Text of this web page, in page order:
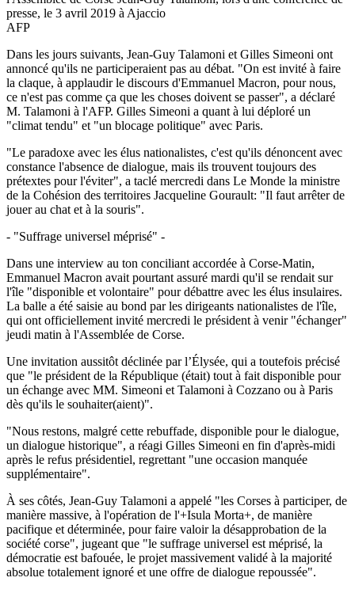
presse, le 3 avril 2019 à Ajaccio
AFP
Dans les jours suivants, Jean-Guy Talamoni et Gilles Simeoni ont
annoncé qu'ils ne participeraient pas au débat. "On est invité à faire
la claque, à applaudir le discours d'Emmanuel Macron, pour nous,
ce n'est pas comme ça que les choses doivent se passer", a déclaré
M. Talamoni à l'AFP. Gilles Simeoni a quant à lui déploré un
"climat tendu" et "un blocage politique" avec Paris.
"Le paradoxe avec les élus nationalistes, c'est qu'ils dénoncent avec
constance l'absence de dialogue, mais ils trouvent toujours des
prétextes pour l'éviter", a taclé mercredi dans Le Monde la ministre
de la Cohésion des territoires Jacqueline Gourault: "Il faut arrêter de
jouer au chat et à la souris".
- "Suffrage universel méprisé" -
Dans une interview au ton conciliant accordée à Corse-Matin,
Emmanuel Macron avait pourtant assuré mardi qu'il se rendait sur
l'île "disponible et volontaire" pour débattre avec les élus insulaires.
La balle a été saisie au bond par les dirigeants nationalistes de l'île,
qui ont officiellement invité mercredi le président à venir "échanger"
jeudi matin à l'Assemblée de Corse.
Une invitation aussitôt déclinée par l’Élysée, qui a toutefois précisé
que "le président de la République (était) tout à fait disponible pour
un échange avec MM. Simeoni et Talamoni à Cozzano ou à Paris
dès qu'ils le souhaiter(aient)".
"Nous restons, malgré cette rebuffade, disponible pour le dialogue,
un dialogue historique", a réagi Gilles Simeoni en fin d'après-midi
après le refus présidentiel, regrettant "une occasion manquée
supplémentaire".
À ses côtés, Jean-Guy Talamoni a appelé "les Corses à participer, de
manière massive, à l'opération de l'+Isula Morta+, de manière
pacifique et déterminée, pour faire valoir la désapprobation de la
société corse", jugeant que "le suffrage universel est méprisé, la
démocratie est bafouée, le projet massivement validé à la majorité
absolue totalement ignoré et une offre de dialogue repoussée".